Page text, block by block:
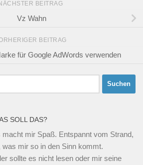
BEITRAG
Vz Wahn
BEITRAG
für Google AdWords verwenden
SOLL DAS?
macht mir Spaß. Entspannt vom Strand,
mir so in den Sinn kommt.
sollte es nicht lesen oder mir seine